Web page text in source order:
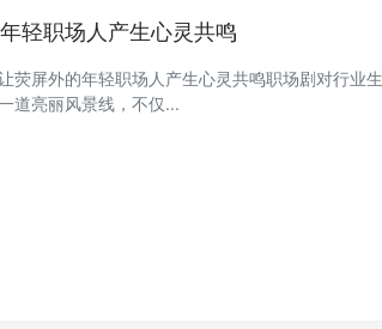
轻职场人产生心灵共鸣
荧屏外的年轻职场人产生心灵共鸣职场剧对行业
道亮丽风景线，不仅...